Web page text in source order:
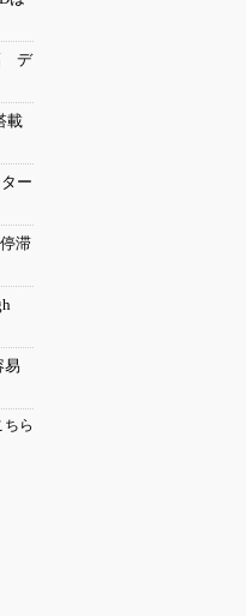
デ
載
ー
滞
易
ちら